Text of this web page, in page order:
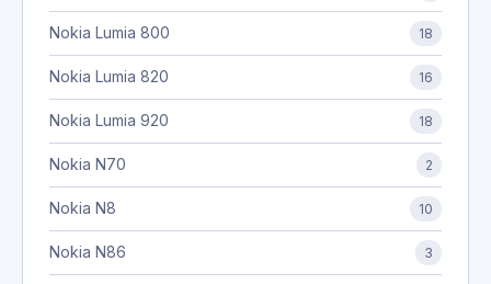
Nokia Lumia 800 18
Nokia Lumia 820 16
Nokia Lumia 920 18
Nokia N70 2
Nokia N8 10
Nokia N86 3